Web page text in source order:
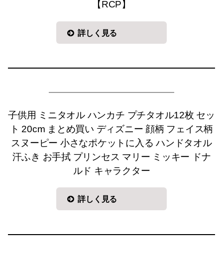
【RCP】
詳しく見る
子供用 ミニタオル ハンカチ プチタオル12枚 セッ
ト 20cm まとめ買い ディズニー 顔柄 フェイス柄
スヌーピー 小さなポケットに入る ハンドタオル
汗ふき お手拭 プリンセス マリー ミッキー ドナ
ルド キャラクター
詳しく見る